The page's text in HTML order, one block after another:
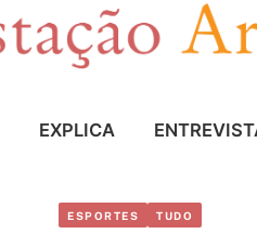
EXPLICA
ESPORTES TUDO